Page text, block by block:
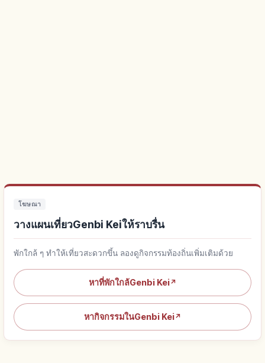
โฆษณา
วางแผนเที่ยวGenbi Keiให้ราบรื่น
พักใกล้ ๆ ทำให้เที่ยวสะดวกขึ้น ลองดูกิจกรรมท้องถิ่นเพิ่มเติมด้วย
หาที่พักใกล้Genbi Kei↗
หากิจกรรมในGenbi Kei↗